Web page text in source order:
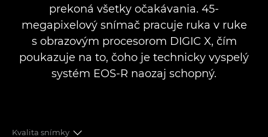
prekoná všetky očakávania. 45-
megapixelový snímač pracuje ruka v ruke
s obrazovým procesorom DIGIC X, čím
poukazuje na to, čoho je technicky vyspelý
systém EOS-R naozaj schopný.
Kvalita snímky